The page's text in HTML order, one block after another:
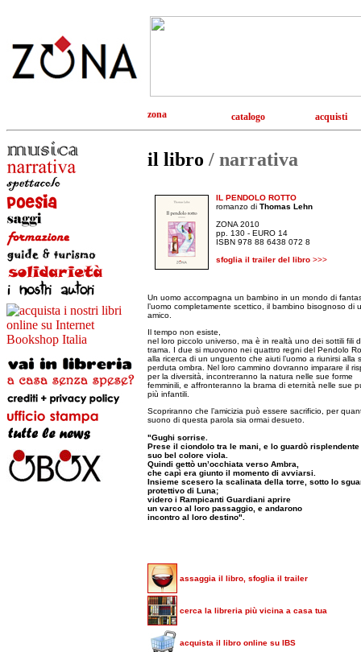
zona catalogo acquisti
il libro / narrativa
IL PENDOLO ROTTO
romanzo di Thomas Lehn
ZONA 2010
pp. 130 - EURO 14
ISBN 978 88 6438 072 8
sfoglia il trailer del libro >>>
Un uomo accompagna un bambino in un mondo di
l’uomo completamente scettico, il bambino bisognoso di
amico.
Il tempo non esiste,
nel loro piccolo universo, ma è in realtà uno dei sottili fili
trama. I due si muovono nei quattro regni del Pendolo
alla ricerca di un unguento che aiuti l’uomo a riunirsi alla
perduta ombra. Nel loro cammino dovranno imparare il
per la diversità, incontreranno la natura nelle sue forme
femminili, e affronteranno la brama di eternità nelle sue
più infantili.
Scopriranno che l’amicizia può essere sacrificio, per
suono di questa parola sia ormai desueto.
"Gughi sorrise.
Prese il ciondolo tra le mani, e lo guardò risplendente
suo bel colore viola.
Quindi gettò un’occhiata verso Ambra,
che capì era giunto il momento di avviarsi.
Insieme scesero la scalinata della torre, sotto lo
protettivo di Luna;
videro i Rampicanti Guardiani aprire
un varco al loro passaggio, e andarono
incontro al loro destino".
assaggia il libro, sfoglia il trailer
cerca la libreria più vicina a casa tua
acquista il libro online su IBS